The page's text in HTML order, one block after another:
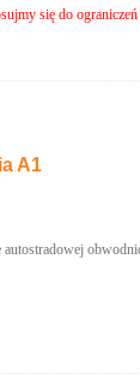
się do
A1